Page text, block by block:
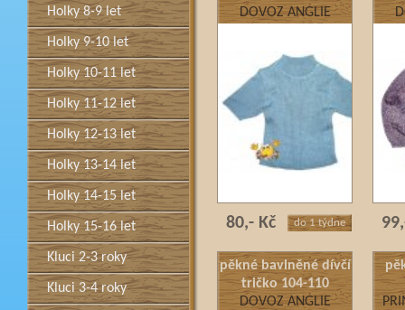
DOVOZ ANGLIE
80,- Kč do 1 týdne
pěkné bavlněné dívčí
tričko 104-110
DOVOZ ANGLIE
Holky 8-9 let
Holky 9-10 let
Holky 10-11 let
Holky 11-12 let
Holky 12-13 let
Holky 13-14 let
Holky 14-15 let
Holky 15-16 let
Kluci 2-3 roky
Kluci 3-4 roky